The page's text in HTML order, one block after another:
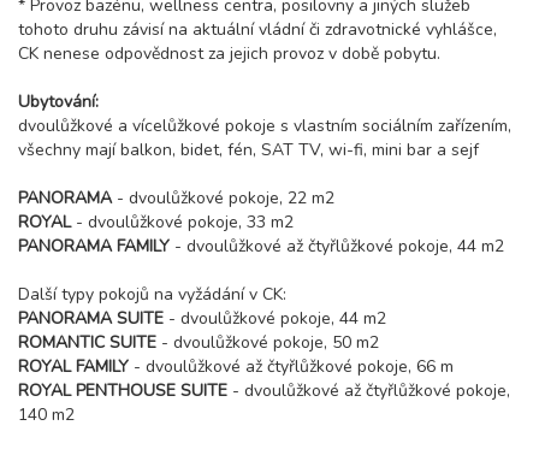
* Provoz bazénu, wellness centra, posilovny a jiných služeb
tohoto druhu závisí na aktuální vládní či zdravotnické vyhlášce,
CK nenese odpovědnost za jejich provoz v době pobytu.
Ubytování:
dvoulůžkové a vícelůžkové pokoje s vlastním sociálním zařízením,
všechny mají balkon, bidet, fén, SAT TV, wi-fi, mini bar a sejf
PANORAMA- dvoulůžkové pokoje, 22 m2
ROYAL- dvoulůžkové pokoje, 33 m2
PANORAMA FAMILY - dvoulůžkové až čtyřlůžkové pokoje, 44 m2
Další typy pokojů na vyžádání v CK:
PANORAMA SUITE - dvoulůžkové pokoje, 44 m2
ROMANTIC SUITE - dvoulůžkové pokoje, 50 m2
ROYAL FAMILY - dvoulůžkové až čtyřlůžkové pokoje, 66 m
ROYAL PENTHOUSE SUITE - dvoulůžkové až čtyřlůžkové pokoje,
140 m2